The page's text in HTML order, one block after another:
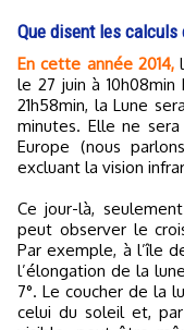
Que disent les calculs
En cette année 2014,
le 27 juin à
21h58min, la Lune
minutes. Elle ne
Europe (nous
excluant la vision
Ce jour-là,
peut observer le
Par exemple, à l’île
l’élongation de la
7°. Le coucher de la
celui du soleil et,